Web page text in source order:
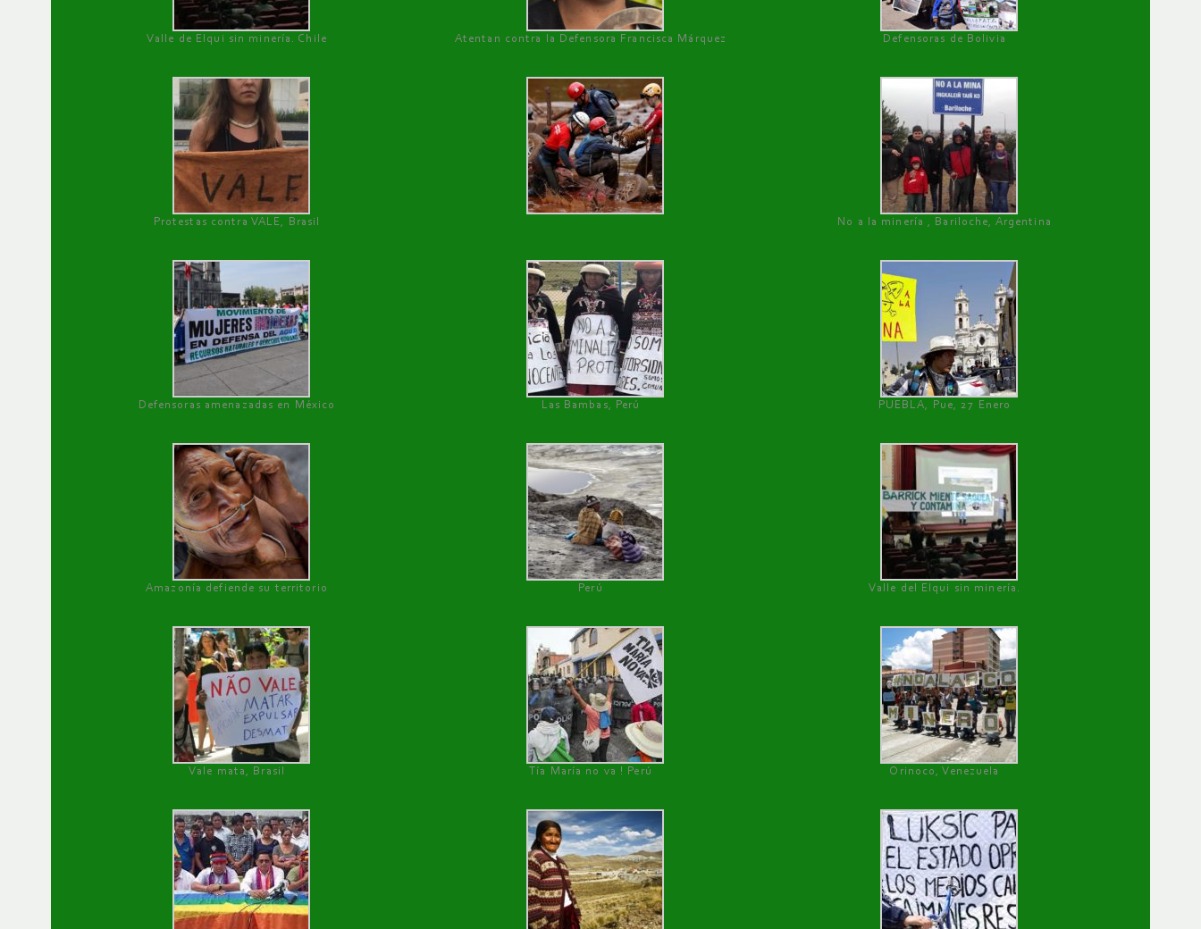
Valle de Elqui sin minería. Chile Atentan contra la Defensora Francisca Márquez Defensoras de Bolivia
Protestas contra VALE, Brasil No a la minería , Bariloche, Argentina
Defensoras amenazadas en México Las Bambas, Perú PUEBLA, Pue, 27 Enero
Amazonía defiende su territorio Perú Valle del Elqui sin minería.
Vale mata, Brasil Tía María no va ! Perú Orinoco, Venezuela